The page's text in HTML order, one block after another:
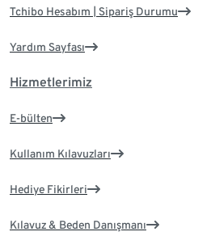
Tchibo Hesabım | Sipariş Durumu
Yardım Sayfası
Hizmetlerimiz
E-bülten
Kullanım Kılavuzları
Hediye Fikirleri
Kılavuz & Beden Danışmanı